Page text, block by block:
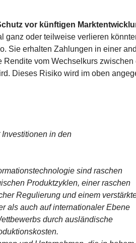
vor künftigen
ganz oder teilweise verlieren
Sie erhalten Zahlungen in einer
Rendite vom Wechselkurs zwischen
Dieses Risiko wird im oben
in den
sind raschen
Produktzyklen, einer raschen
Regulierung und einem
als auch auf internationaler Ebene
durch ausländische